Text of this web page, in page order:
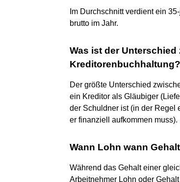
Im Durchschnitt verdient ein
brutto im Jahr.
Was ist der
Kreditorenbuchhaltung?
Der größte Unterschied
ein Kreditor als Gläubiger
der Schuldner ist (in der Regel
er finanziell aufkommen muss).
Wann Lohn wann
Während das Gehalt einer
Arbeitnehmer Lohn oder